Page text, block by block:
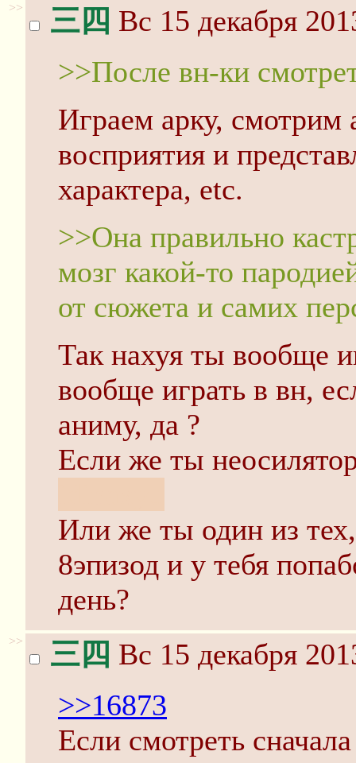
>> 三四 Вс 15 декабря
>>После вн-ки
Играем арку, смотрим
восприятия и
характера, etc.
>>Она правильно
мозг какой-то
от сюжета и самих
Так нахуя ты вообще
вообще играть в вн,
аниму, да ?
Если же ты
Или же ты один из
8эпизод и у тебя
день?
>> 三四 Вс 15 декабря
>>16873
Если смотреть